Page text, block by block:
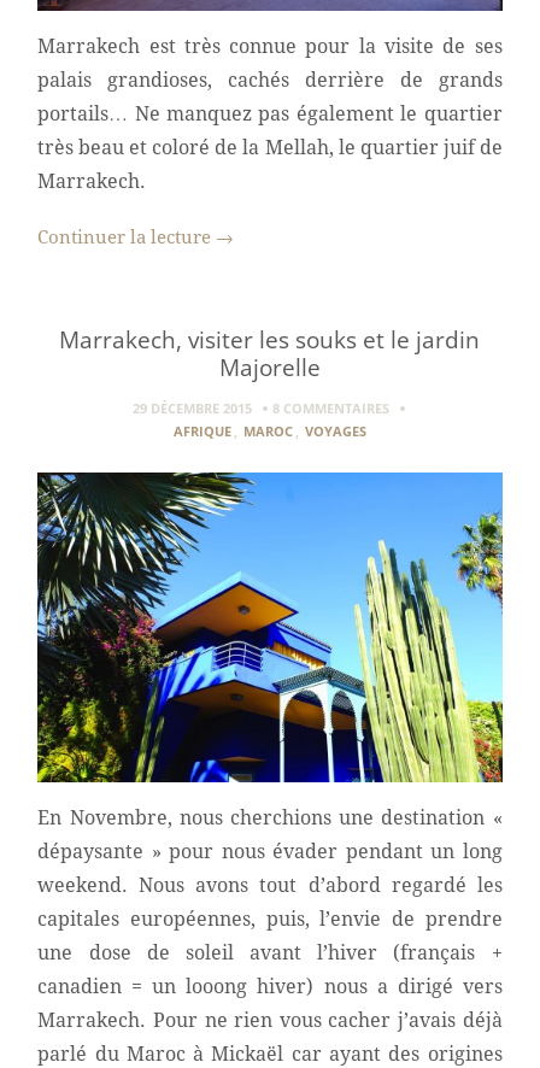
Marrakech est très connue pour la visite de ses
palais grandioses, cachés derrière de grands
portails… Ne manquez pas également le quartier
très beau et coloré de la Mellah, le quartier juif de
Marrakech.
Continuer la lecture →
Marrakech, visiter les souks et le jardin
Majorelle
29 DÉCEMBRE 2015
8 COMMENTAIRES
AFRIQUE
MAROC VOYAGES
En Novembre, nous cherchions une destination «
dépaysante » pour nous évader pendant un long
weekend. Nous avons tout d’abord regardé les
capitales européennes, puis, l’envie de prendre
une dose de soleil avant l’hiver (français +
canadien = un looong hiver) nous a dirigé vers
Marrakech. Pour ne rien vous cacher j’avais déjà
parlé du Maroc à Mickaël car ayant des origines